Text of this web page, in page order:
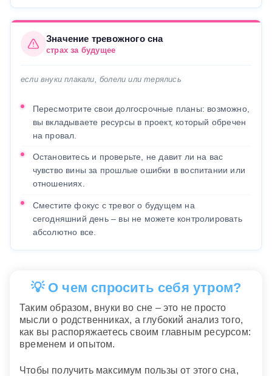
Значение тревожного сна
страх за будущее
если внуки плакали, болели или терялись
Пересмотрите свои долгосрочные планы: возможно,
вы вкладываете ресурсы в проект, который обречен
на провал.
Остановитесь и проверьте, не давит ли на вас
чувство вины за прошлые ошибки в воспитании или
отношениях.
Сместите фокус с тревог о будущем на
сегодняшний день – вы не можете контролировать
абсолютно все.
💡 О чем спросить себя утром?
Таким образом, внуки во сне – это не просто
мысли о родственниках, а глубокий анализ того,
как вы распоряжаетесь своим главным ресурсом:
временем и опытом.
Чтобы получить максимум пользы от этого сна,